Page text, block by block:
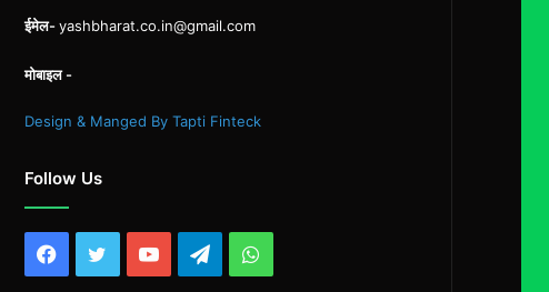
ईमेल-yashbharat.co.in@gmail.com
मोबाइल -
Design & Manged By Tapti Finteck
Follow Us
Facebook
TwitterYouTubeTelegramWhatsApp